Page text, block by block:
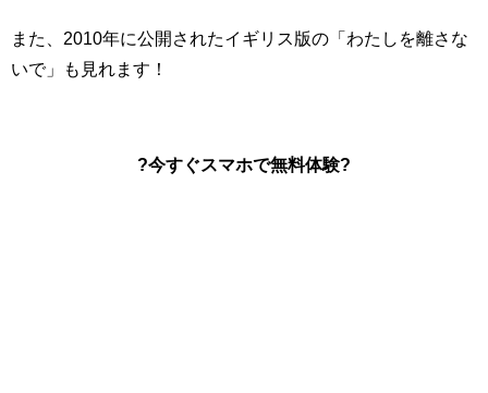
また、2010年に公開されたイギリス版の「わたしを離さな
いで」も見れます！
?今すぐスマホで無料体験?